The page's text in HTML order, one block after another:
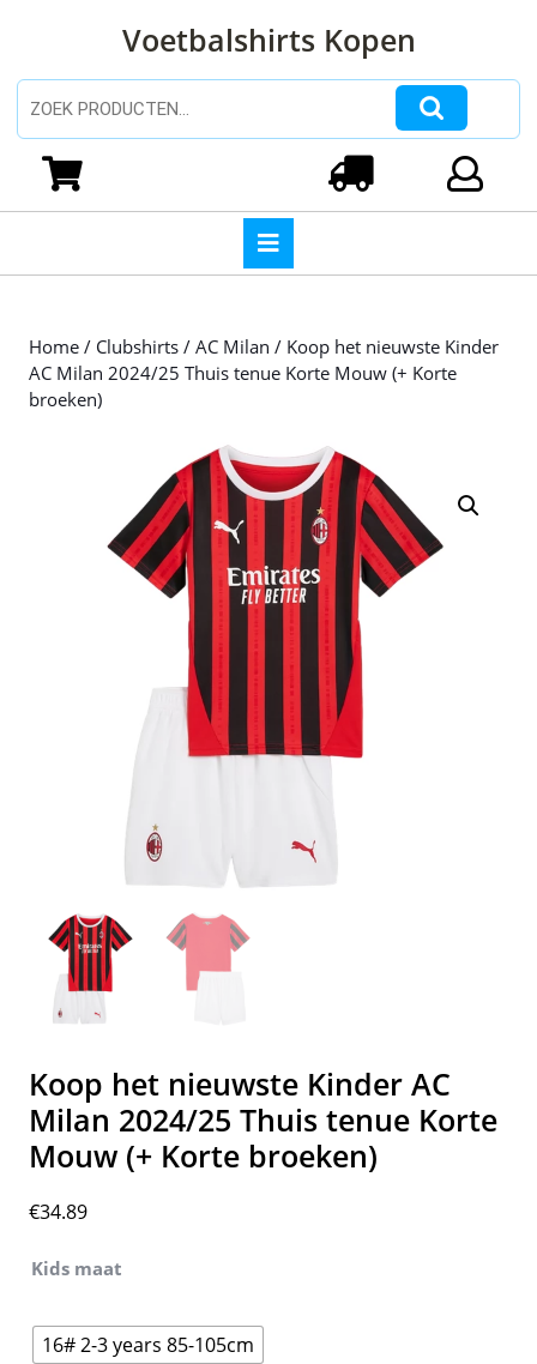
inhoud
Voetbalshirts Kopen
Zoeken naar:
Home / Clubshirts / AC Milan / Koop het nieuwste Kinder
AC Milan 2024/25 Thuis tenue Korte Mouw (+ Korte
broeken)
Koop het nieuwste Kinder AC
Milan 2024/25 Thuis tenue Korte
Mouw (+ Korte broeken)
€34.89
Kids maat
16# 2-3 years 85-105cm